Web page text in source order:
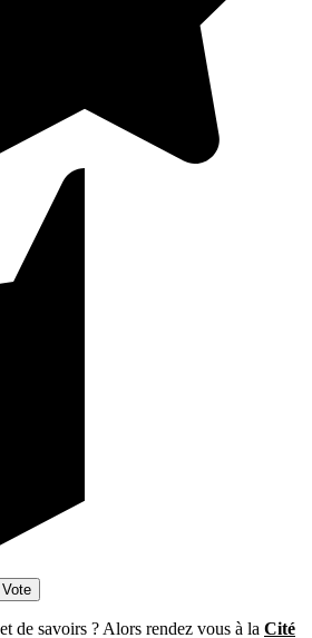
de savoirs ? Alors rendez vous à la Cité